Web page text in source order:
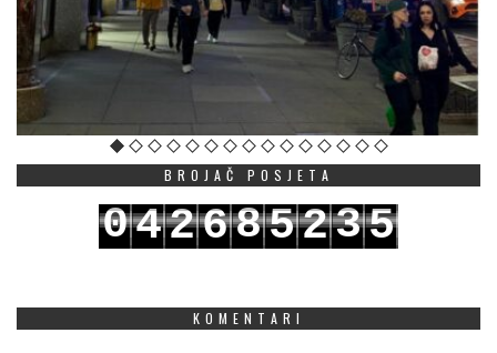
BROJAČ POSJETA
042685235
KOMENTARI